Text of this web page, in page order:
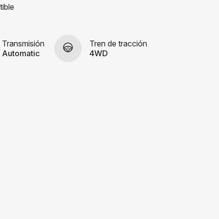
Transmisión
Automatic
Tren de tracción
4WD